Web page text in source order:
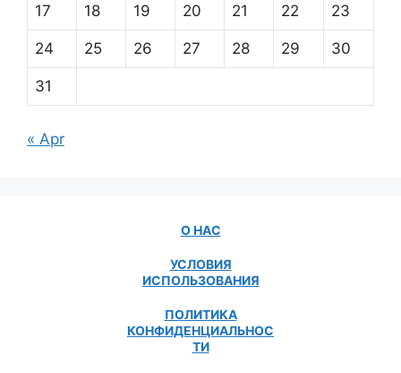
17 18 19 20 21 22 23
24 25 26 27 28 29 30
31
« Apr
О НАС
УСЛОВИЯ
ИСПОЛЬЗОВАНИЯ
ПОЛИТИКА
КОНФИДЕНЦИАЛЬНОС
ТИ